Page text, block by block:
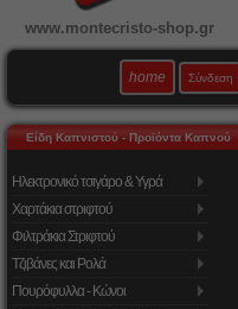
www.montecristo-shop.gr
home Σύνδεση
Είδη Καπνιστού - Προϊόντα Καπνού
Ηλεκτρονικό τσιγάρο & Υγρά
Χαρτάκια στριφτού
Φιλτράκια Στριφτού
Τζιβάνες και Ρολά
Πουρόφυλλα - Κώνοι